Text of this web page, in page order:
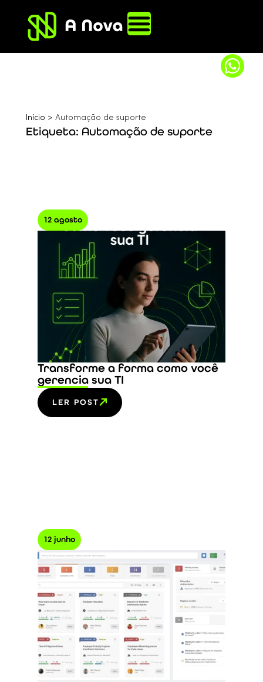
Início > Automação de suporte
Etiqueta: Automação de suporte
12 agosto
Transforme a forma como você
gerencia sua TI
LER POST
12 junho